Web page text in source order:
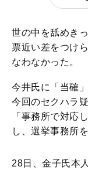
世の中を舐めき
票近い差をつけ
なわなかった。
今井氏に「当確
今回のセクハラ
「事務所で対応
し、選挙事務所
28日、金子氏本